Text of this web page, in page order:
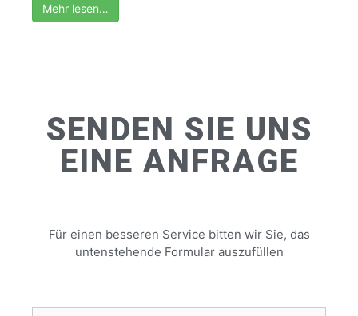
Mehr lesen…
SENDEN SIE UNS
EINE ANFRAGE
Für einen besseren Service bitten wir Sie, das
untenstehende Formular auszufüllen